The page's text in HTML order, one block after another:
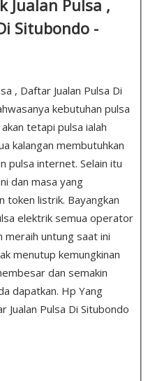
Jualan Pulsa ,
Situbondo -
, Daftar Jualan Pulsa Di
kebutuhan pulsa
tetapi pulsa ialah
kalangan membutuhkan
pulsa internet. Selain itu
dan masa yang
token listrik. Bayangkan
elektrik semua operator
meraih untung saat ini
menutup kemungkinan
dan semakin
dapatkan. Hp Yang
Jualan Pulsa Di Situbondo